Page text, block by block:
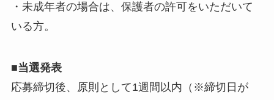
・未成年者の場合は、保護者の許可をいただいて
いる方。
■当選発表
応募締切後、原則として1週間以内（※締切日が